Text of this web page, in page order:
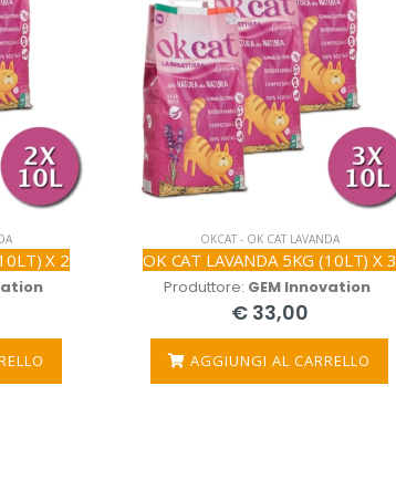
X 2
OKCAT - OK CAT LAVANDA
OK CAT LAVANDA 5KG (10LT) X 3
Produttore: GEM Innovation
€ 33,00
AGGIUNGI AL CARRELLO